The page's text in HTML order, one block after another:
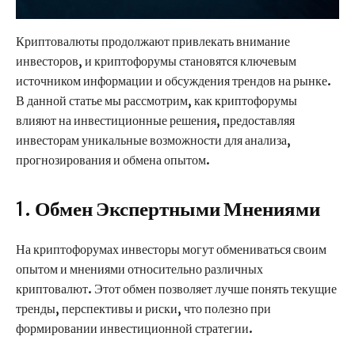
Криптовалюты продолжают привлекать внимание
инвесторов, и криптофорумы становятся ключевым
источником информации и обсуждения трендов на рынке.
В данной статье мы рассмотрим, как криптофорумы
влияют на инвестиционные решения, предоставляя
инвесторам уникальные возможности для анализа,
прогнозирования и обмена опытом.
1. Обмен Экспертными Мнениями
На криптофорумах инвесторы могут обмениваться своим
опытом и мнениями относительно различных
криптовалют. Этот обмен позволяет лучше понять текущие
тренды, перспективы и риски, что полезно при
формировании инвестиционной стратегии.